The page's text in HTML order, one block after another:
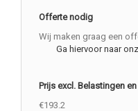
Offerte nodig
Wij maken graag een
Ga hiervoor naar
Prijs excl. Belastingen
€193.2